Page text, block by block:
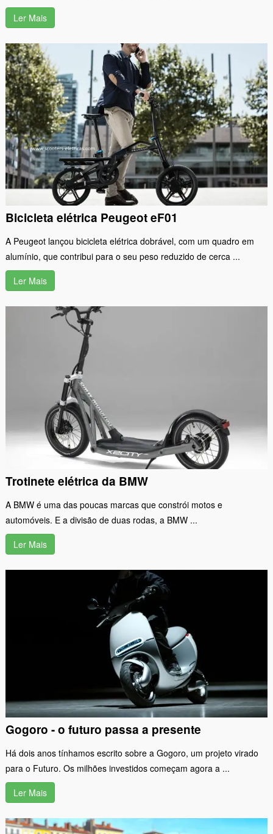
Ler Mais
Bicicleta elétrica Peugeot eF01
A Peugeot lançou bicicleta elétrica dobrável, com um quadro em
alumínio, que contribui para o seu peso reduzido de cerca ...
Ler Mais
Trotinete elétrica da BMW
A BMW é uma das poucas marcas que constrói motos e
automóveis. E a divisão de duas rodas, a BMW ...
Ler Mais
Gogoro - o futuro passa a presente
Há dois anos tínhamos escrito sobre a Gogoro, um projeto virado
para o Futuro. Os milhões investidos começam agora a ...
Ler Mais